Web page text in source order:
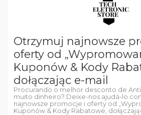
Otrzymuj najnowsze
oferty od
Kuponów & Kody
dołączając e-mail
Procurando o melhor desconto de
muito dinheiro? Deixe-nos ajudá-lo
najnowsze promocje i oferty od
Kuponów & Kody Rabatowe,